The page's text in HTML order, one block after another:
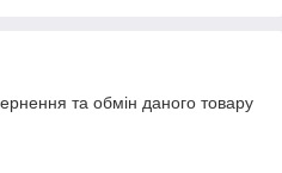
та обмін даного товару